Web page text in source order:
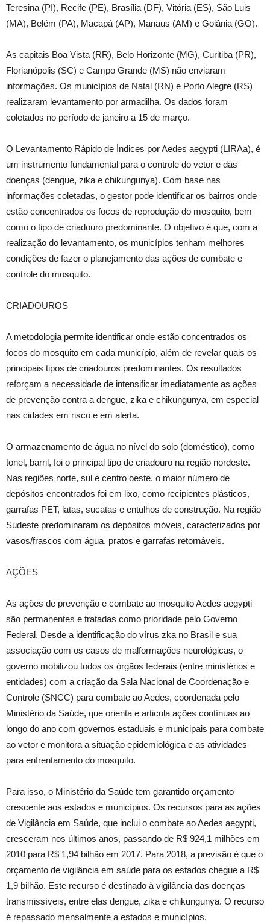
Teresina (PI), Recife (PE), Brasília (DF), Vitória (ES), São Luis
(MA), Belém (PA), Macapá (AP), Manaus (AM) e Goiânia (GO).
As capitais Boa Vista (RR), Belo Horizonte (MG), Curitiba (PR),
Florianópolis (SC) e Campo Grande (MS) não enviaram
informações. Os municípios de Natal (RN) e Porto Alegre (RS)
realizaram levantamento por armadilha. Os dados foram
coletados no período de janeiro a 15 de março.
O Levantamento Rápido de Índices por Aedes aegypti (LIRAa), é
um instrumento fundamental para o controle do vetor e das
doenças (dengue, zika e chikungunya). Com base nas
informações coletadas, o gestor pode identificar os bairros onde
estão concentrados os focos de reprodução do mosquito, bem
como o tipo de criadouro predominante. O objetivo é que, com a
realização do levantamento, os municípios tenham melhores
condições de fazer o planejamento das ações de combate e
controle do mosquito.
CRIADOUROS
A metodologia permite identificar onde estão concentrados os
focos do mosquito em cada município, além de revelar quais os
principais tipos de criadouros predominantes. Os resultados
reforçam a necessidade de intensificar imediatamente as ações
de prevenção contra a dengue, zika e chikungunya, em especial
nas cidades em risco e em alerta.
O armazenamento de água no nível do solo (doméstico), como
tonel, barril, foi o principal tipo de criadouro na região nordeste.
Nas regiões norte, sul e centro oeste, o maior número de
depósitos encontrados foi em lixo, como recipientes plásticos,
garrafas PET, latas, sucatas e entulhos de construção. Na região
Sudeste predominaram os depósitos móveis, caracterizados por
vasos/frascos com água, pratos e garrafas retornáveis.
AÇÕES
As ações de prevenção e combate ao mosquito Aedes aegypti
são permanentes e tratadas como prioridade pelo Governo
Federal. Desde a identificação do vírus zka no Brasil e sua
associação com os casos de malformações neurológicas, o
governo mobilizou todos os órgãos federais (entre ministérios e
entidades) com a criação da Sala Nacional de Coordenação e
Controle (SNCC) para combate ao Aedes, coordenada pelo
Ministério da Saúde, que orienta e articula ações contínuas ao
longo do ano com governos estaduais e municipais para combate
ao vetor e monitora a situação epidemiológica e as atividades
para enfrentamento do mosquito.
Para isso, o Ministério da Saúde tem garantido orçamento
crescente aos estados e municípios. Os recursos para as ações
de Vigilância em Saúde, que inclui o combate ao Aedes aegypti,
cresceram nos últimos anos, passando de R$ 924,1 milhões em
2010 para R$ 1,94 bilhão em 2017. Para 2018, a previsão é que o
orçamento de vigilância em saúde para os estados chegue a R$
1,9 bilhão. Este recurso é destinado à vigilância das doenças
transmissíveis, entre elas dengue, zika e chikungunya. O recurso
é repassado mensalmente a estados e municípios.